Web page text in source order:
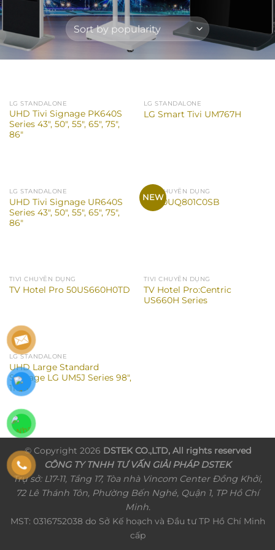
LG STANDALONE
UHD Tivi Signage PK640S
Series 43″, 50″, 55″, 65″, 75″,
86″
LG STANDALONE
LG Smart Tivi UM767H
LG STANDALONE
UHD Tivi Signage UR640S
Series 43″, 50″, 55″, 65″, 75″,
86″
NEW
TIVI CHUYÊN DỤNG
TV 50UQ801C0SB
TIVI CHUYÊN DỤNG
TV Hotel Pro 50US660H0TD
TIVI CHUYÊN DỤNG
TV Hotel Pro:Centric
US660H Series
LG STANDALONE
UHD Large Standard
Signage LG UM5J Series 98″,
110″
© Copyright 2026 DSTEK CO.,LTD, All rights reserved
CÔNG TY TNHH TƯ VẤN GIẢI PHÁP DSTEK
Trụ sở: L17-11, Tầng 17, Tòa nhà Vincom Center Đồng Khởi,
72 Lê Thánh Tôn, Phường Bến Nghé, Quận 1, TP Hồ Chí
Minh.
MST: 0316752038 do Sở Kế hoạch và Đầu tư TP Hồ Chí Minh
cấp